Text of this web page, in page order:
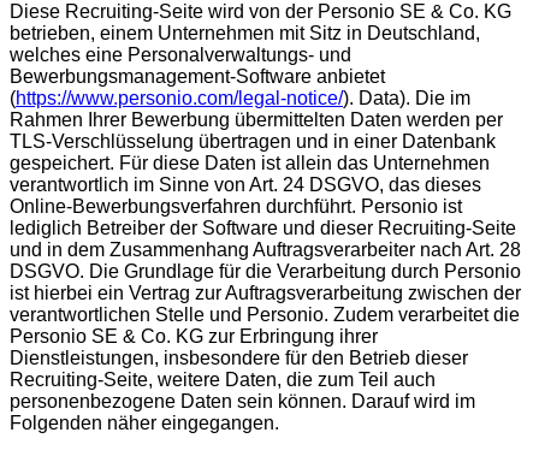
Diese Recruiting-Seite wird von der Personio SE & Co. KG
betrieben, einem Unternehmen mit Sitz in Deutschland,
welches eine Personalverwaltungs- und
Bewerbungsmanagement-Software anbietet
(https://www.personio.com/legal-notice/). Data). Die im
Rahmen Ihrer Bewerbung übermittelten Daten werden per
TLS-Verschlüsselung übertragen und in einer Datenbank
gespeichert. Für diese Daten ist allein das Unternehmen
verantwortlich im Sinne von Art. 24 DSGVO, das dieses
Online-Bewerbungsverfahren durchführt. Personio ist
lediglich Betreiber der Software und dieser Recruiting-Seite
und in dem Zusammenhang Auftragsverarbeiter nach Art. 28
DSGVO. Die Grundlage für die Verarbeitung durch Personio
ist hierbei ein Vertrag zur Auftragsverarbeitung zwischen der
verantwortlichen Stelle und Personio. Zudem verarbeitet die
Personio SE & Co. KG zur Erbringung ihrer
Dienstleistungen, insbesondere für den Betrieb dieser
Recruiting-Seite, weitere Daten, die zum Teil auch
personenbezogene Daten sein können. Darauf wird im
Folgenden näher eingegangen.